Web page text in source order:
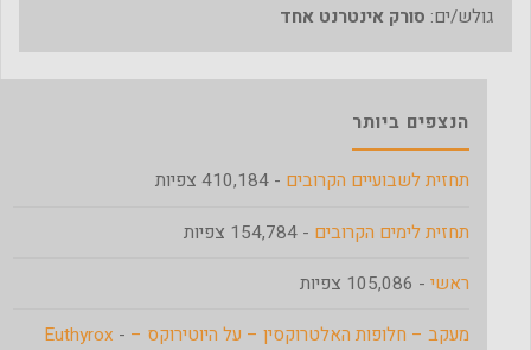
גולש/ים: סורק אינטרנט אחד
הנצפים ביותר
תחזית לשבועיים הקרובים - 410,184 צפיות
תחזית לימים הקרובים - 154,784 צפיות
ראשי - 105,086 צפיות
מעקב – חלופות האלטרוקסין – על היוטירוקס – Euthyrox -